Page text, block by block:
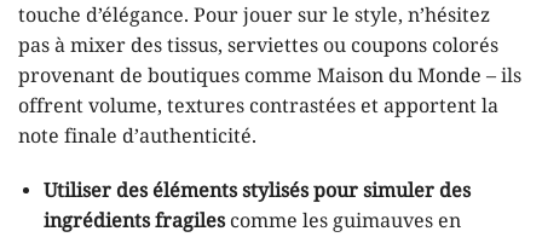
touche d’élégance. Pour jouer sur le style, n’hésitez
pas à mixer des tissus, serviettes ou coupons colorés
provenant de boutiques comme Maison du Monde – ils
offrent volume, textures contrastées et apportent la
note finale d’authenticité.
Utiliser des éléments stylisés pour simuler des
ingrédients fragilescomme les guimauves en